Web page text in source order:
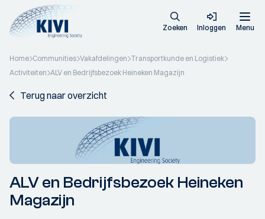
Zoeken Inloggen Menu
Home Communities Vakafdelingen Transportkunde en Logistiek
Activiteiten ALV en Bedrijfsbezoek Heineken Magazijn
Terug naar overzicht
ALV en Bedrijfsbezoek Heineken
Magazijn